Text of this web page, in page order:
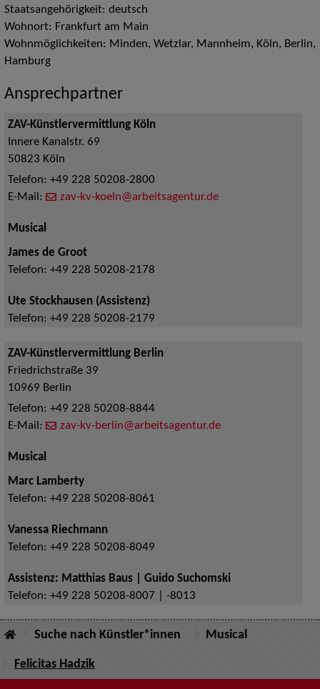
Staatsangehörigkeit: deutsch
Wohnort: Frankfurt am Main
Wohnmöglichkeiten: Minden, Wetzlar, Mannheim, Köln, Berlin,
Hamburg
Ansprechpartner
ZAV-Künstlervermittlung Köln
Innere Kanalstr. 69
50823 Köln
Telefon: +49 228 50208-2800
E-Mail:
zav-kv-koeln@arbeitsagentur.de
Musical
James de Groot
Telefon: +49 228 50208-2178
Ute Stockhausen (Assistenz)
Telefon: +49 228 50208-2179
ZAV-Künstlervermittlung Berlin
Friedrichstraße 39
10969 Berlin
Telefon: +49 228 50208-8844
E-Mail:
zav-kv-berlin@arbeitsagentur.de
Musical
Marc Lamberty
Telefon: +49 228 50208-8061
Vanessa Riechmann
Telefon: +49 228 50208-8049
Assistenz: Matthias Baus | Guido Suchomski
Telefon: +49 228 50208-8007 | -8013
Suche nach Künstler*innen Musical
Felicitas Hadzik